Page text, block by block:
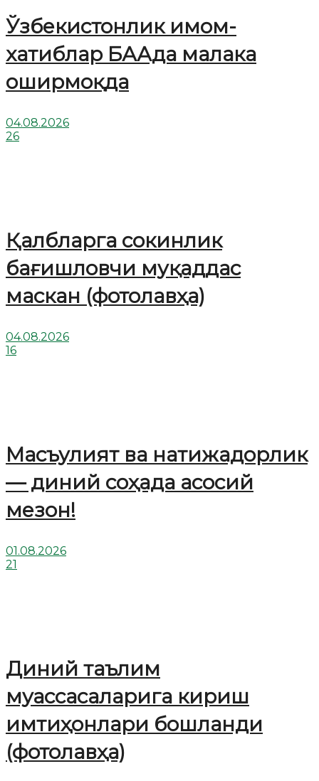
Ўзбекистонлик имом-
хатиблар БААда малака
оширмоқда
04.08.2026
26
Қалбларга сокинлик
бағишловчи муқаддас
маскан (фотолавҳа)
04.08.2026
16
Масъулият ва натижадорлик
— диний соҳада асосий
мезон!
01.08.2026
21
Диний таълим
муассасаларига кириш
имтиҳонлари бошланди
(фотолавҳа)